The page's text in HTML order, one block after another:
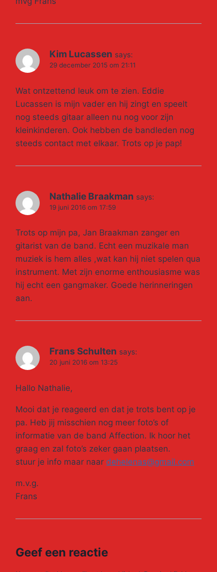
Kim Lucassen says:
29 december 2015 om 21:11
Wat ontzettend leuk om te zien. Eddie
Lucassen is mijn vader en hij zingt en speelt
nog steeds gitaar alleen nu nog voor zijn
kleinkinderen. Ook hebben de bandleden nog
steeds contact met elkaar. Trots op je pap!
Nathalie Braakman says:
19 juni 2016 om 17:59
Trots op mijn pa, Jan Braakman zanger en
gitarist van de band. Echt een muzikale man
muziek is hem alles ,wat kan hij niet spelen qua
instrument. Met zijn enorme enthousiasme was
hij echt een gangmaker. Goede herinneringen
aan.
Frans Schulten says:
20 juni 2016 om 13:25
Hallo Nathalie,
Mooi dat je reageerd en dat je trots bent op je
pa. Heb jij misschien nog meer foto’s of
informatie van de band Affection. Ik hoor het
graag en zal foto’s zeker gaan plaatsen.
stuur je info maar naar dehelenas@gmail.com
m.v.g.
Frans
Geef een reactie